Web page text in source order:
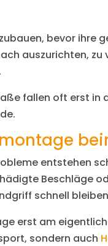
bevor
auszurichten,
fallen oft erst in
entstehen
Beschläge
schnell
erst am
sondern auch